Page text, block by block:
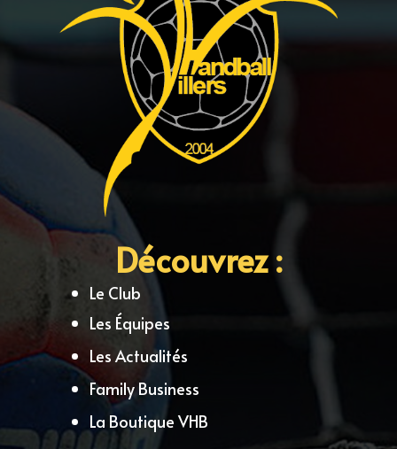
Découvrez :
Le Club
Les Équipes
Les Actualités
Family Business
La Boutique VHB